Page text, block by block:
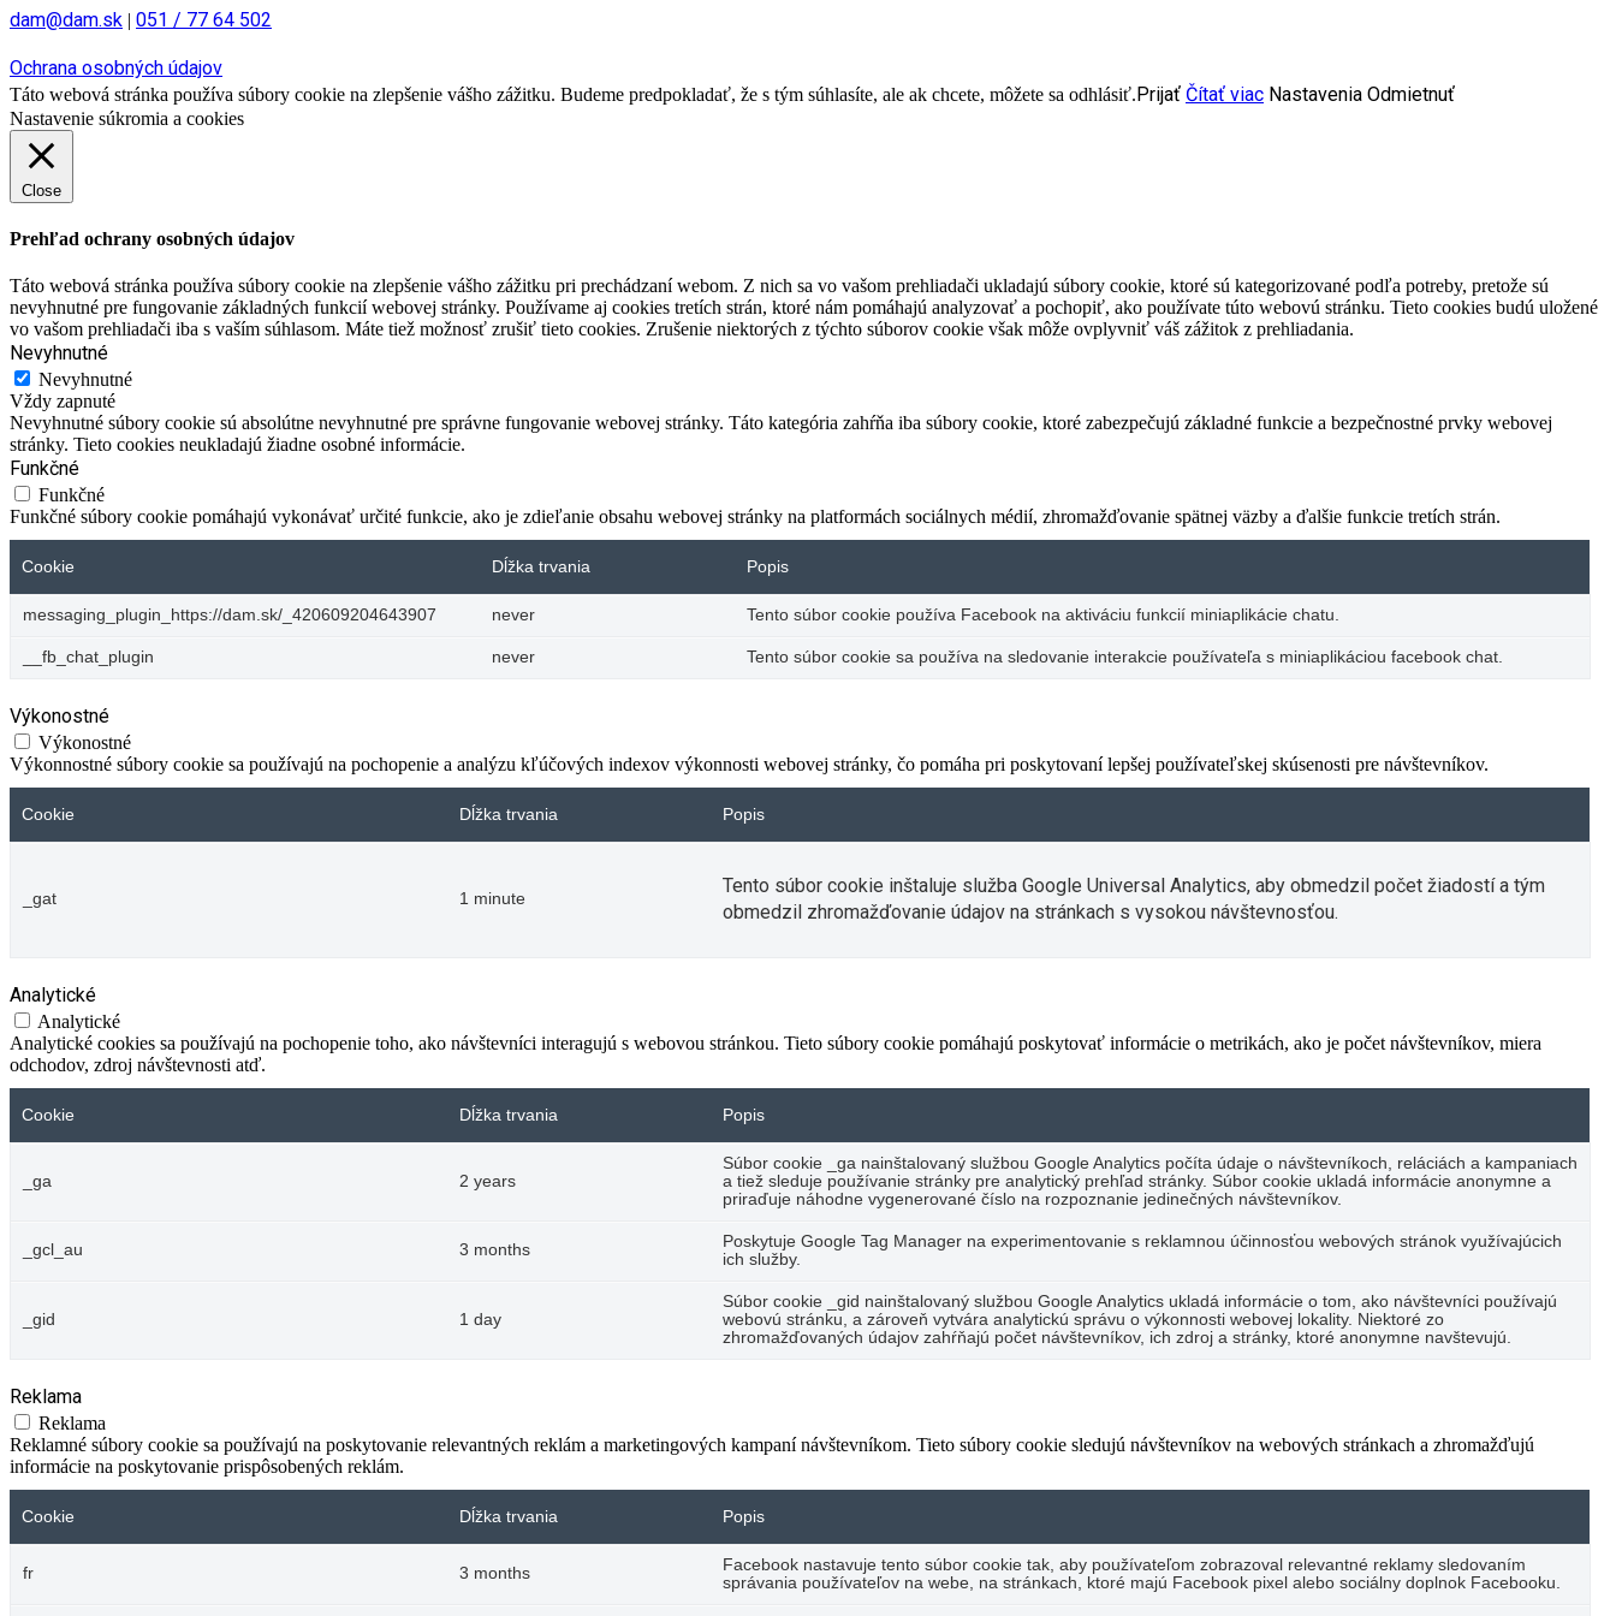
dam@dam.sk | 051 / 77 64 502
Ochrana osobných údajov
Táto webová stránka používa súbory cookie na zlepšenie vášho zážitku. Budeme predpokladať, že s tým súhlasíte, ale ak chcete, môžete sa odhlásiť.Prijať Čítať viac Nastavenia Odmietnuť
Nastavenie súkromia a cookies
Close
Prehľad ochrany osobných údajov
Táto webová stránka používa súbory cookie na zlepšenie vášho zážitku pri prechádzaní webom. Z nich sa vo vašom prehliadači ukladajú súbory cookie, ktoré sú kategorizované podľa potreby, pretože sú
nevyhnutné pre fungovanie základných funkcií webovej stránky. Používame aj cookies tretích strán, ktoré nám pomáhajú analyzovať a pochopiť, ako používate túto webovú stránku. Tieto cookies budú uložené
vo vašom prehliadači iba s vaším súhlasom. Máte tiež možnosť zrušiť tieto cookies. Zrušenie niektorých z týchto súborov cookie však môže ovplyvniť váš zážitok z prehliadania.
Nevyhnutné
Nevyhnutné
Vždy zapnuté
Nevyhnutné súbory cookie sú absolútne nevyhnutné pre správne fungovanie webovej stránky. Táto kategória zahŕňa iba súbory cookie, ktoré zabezpečujú základné funkcie a bezpečnostné prvky webovej
stránky. Tieto cookies neukladajú žiadne osobné informácie.
Funkčné
Funkčné
Funkčné súbory cookie pomáhajú vykonávať určité funkcie, ako je zdieľanie obsahu webovej stránky na platformách sociálnych médií, zhromažďovanie spätnej väzby a ďalšie funkcie tretích strán.
Cookie Dĺžka trvania Popis
messaging_plugin_https://dam.sk/_420609204643907 never Tento súbor cookie používa Facebook na aktiváciu funkcií miniaplikácie chatu.
__fb_chat_plugin never Tento súbor cookie sa používa na sledovanie interakcie používateľa s miniaplikáciou facebook chat.
Výkonostné
Výkonostné
Výkonnostné súbory cookie sa používajú na pochopenie a analýzu kľúčových indexov výkonnosti webovej stránky, čo pomáha pri poskytovaní lepšej používateľskej skúsenosti pre návštevníkov.
Cookie Dĺžka trvania Popis
_gat 1 minute
Tento súbor cookie inštaluje služba Google Universal Analytics, aby obmedzil počet žiadostí a tým
obmedzil zhromažďovanie údajov na stránkach s vysokou návštevnosťou.
Analytické
Analytické
Analytické cookies sa používajú na pochopenie toho, ako návštevníci interagujú s webovou stránkou. Tieto súbory cookie pomáhajú poskytovať informácie o metrikách, ako je počet návštevníkov, miera
odchodov, zdroj návštevnosti atď.
Cookie Dĺžka trvania Popis
_ga 2 years
Súbor cookie _ga nainštalovaný službou Google Analytics počíta údaje o návštevníkoch, reláciách a kampaniach
a tiež sleduje používanie stránky pre analytický prehľad stránky. Súbor cookie ukladá informácie anonymne a
priraďuje náhodne vygenerované číslo na rozpoznanie jedinečných návštevníkov.
_gcl_au 3 months
Poskytuje Google Tag Manager na experimentovanie s reklamnou účinnosťou webových stránok využívajúcich
ich služby.
_gid 1 day
Súbor cookie _gid nainštalovaný službou Google Analytics ukladá informácie o tom, ako návštevníci používajú
webovú stránku, a zároveň vytvára analytickú správu o výkonnosti webovej lokality. Niektoré zo
zhromažďovaných údajov zahŕňajú počet návštevníkov, ich zdroj a stránky, ktoré anonymne navštevujú.
Reklama
Reklama
Reklamné súbory cookie sa používajú na poskytovanie relevantných reklám a marketingových kampaní návštevníkom. Tieto súbory cookie sledujú návštevníkov na webových stránkach a zhromažďujú
informácie na poskytovanie prispôsobených reklám.
Cookie Dĺžka trvania Popis
fr 3 months
Facebook nastavuje tento súbor cookie tak, aby používateľom zobrazoval relevantné reklamy sledovaním
správania používateľov na webe, na stránkach, ktoré majú Facebook pixel alebo sociálny doplnok Facebooku.